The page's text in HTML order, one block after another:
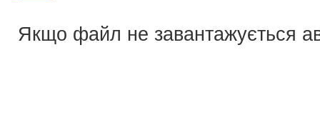
Якщо файл не завантажується